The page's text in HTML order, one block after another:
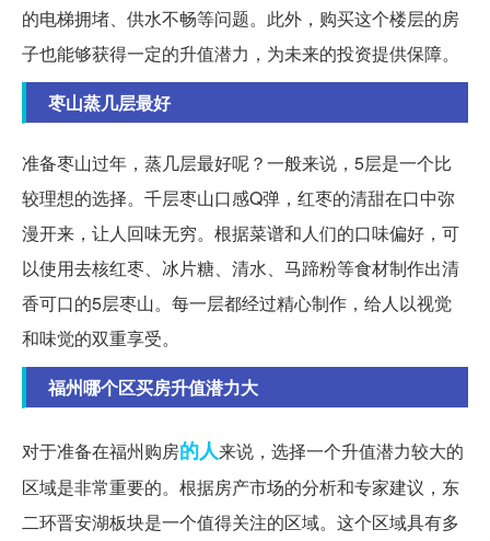
的电梯拥堵、供水不畅等问题。此外，购买这个楼层的房
子也能够获得一定的升值潜力，为未来的投资提供保障。
枣山蒸几层最好
准备枣山过年，蒸几层最好呢？一般来说，5层是一个比
较理想的选择。千层枣山口感Q弹，红枣的清甜在口中弥
漫开来，让人回味无穷。根据菜谱和人们的口味偏好，可
以使用去核红枣、冰片糖、清水、马蹄粉等食材制作出清
香可口的5层枣山。每一层都经过精心制作，给人以视觉
和味觉的双重享受。
福州哪个区买房升值潜力大
对于准备在福州购房的人来说，选择一个升值潜力较大的
区域是非常重要的。根据房产市场的分析和专家建议，东
二环晋安湖板块是一个值得关注的区域。这个区域具有多